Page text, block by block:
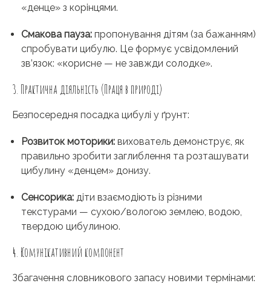
«денце» з корінцями.
Смакова пауза: пропонування дітям (за бажанням)
спробувати цибулю. Це формує усвідомлений
зв’язок: «корисне — не завжди солодке».
3. Практична діяльність (Праця в природі)
Безпосередня посадка цибулі у ґрунт:
Розвиток моторики: вихователь демонструє, як
правильно зробити заглиблення та розташувати
цибулину «денцем» донизу.
Сенсорика: діти взаємодіють із різними
текстурами — сухою/вологою землею, водою,
твердою цибулиною.
4. Комунікативний компонент
Збагачення словникового запасу новими термінами: